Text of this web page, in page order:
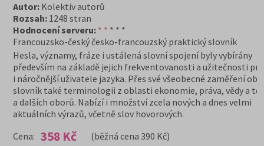
Autor: Kolektiv autorů
Rozsah: 1248 stran
Hodnocení serveru: * * * * *
Francouzsko-český česko-francouzský praktický slovník
Hesla, významy, fráze i ustálená slovní spojení byly vybírány
především na základě jejich frekventovanosti a užitečnosti
i náročnější uživatele jazyka. Přes své všeobecné zaměření
slovník také terminologii z oblasti ekonomie, práva, vědy a
a dalších oborů. Nabízí i množství zcela nových a dnes velmi
aktuálních výrazů, včetně slov hovorových.
Cena: 358 Kč (běžná cena 390 Kč)